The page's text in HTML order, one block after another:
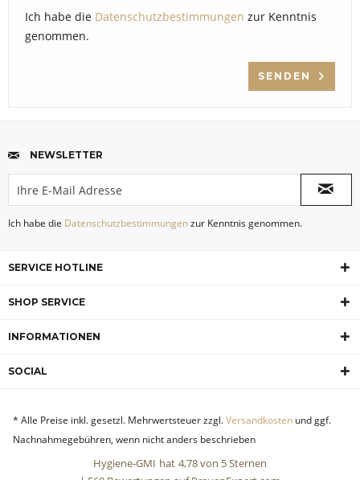
Ich habe die Datenschutzbestimmungen zur Kenntnis
genommen.
SENDEN
NEWSLETTER
Ich habe die Datenschutzbestimmungenzur Kenntnis genommen.
SERVICE HOTLINE
SHOP SERVICE
INFORMATIONEN
SOCIAL
* Alle Preise inkl. gesetzl. Mehrwertsteuer zzgl.Versandkosten und ggf.
Nachnahmegebühren, wenn nicht anders beschrieben
Hygiene-GMI hat 4,78von 5Sternen